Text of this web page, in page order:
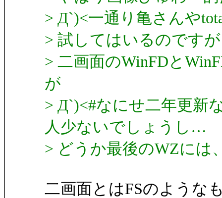
> Д`)<一通り亀さんや
> 試してはいるのです
> 二画面のWinFDと
が
> Д`)<#なにせ二年更新
人少ないでしょうし…
> どうか最後のWZに
二画面とはFSのような